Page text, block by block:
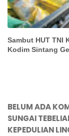
Sambut HUT TNI
Kodim Sintang
BELUM ADA
SUNGAI
KEPEDULIAN